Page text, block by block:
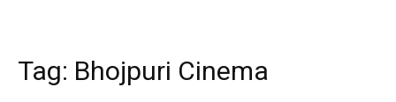
Tag: Bhojpuri Cinema